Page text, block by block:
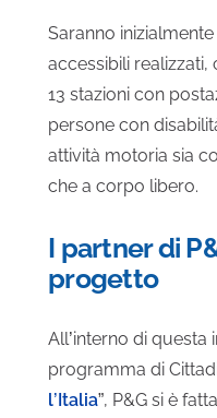
Saranno
accessibili
13 stazioni con
persone con
attività motoria sia
che a corpo libero.
I partner di
progetto
All’interno di questa
programma di
l’Italia”, P&G si è